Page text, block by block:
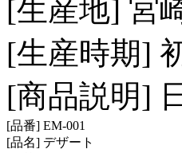
[生産地] 宮
[生産時期]
[商品説明]
[品番] EM-001
[品名] デザート